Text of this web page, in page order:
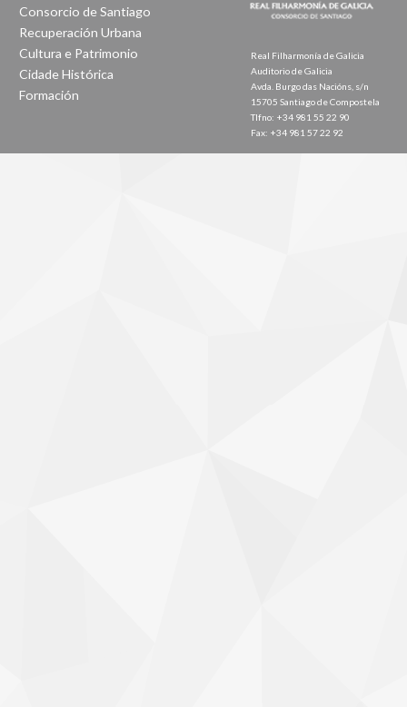
Consorcio de Santiago
Recuperación Urbana
Cultura e Patrimonio
Cidade Histórica
Formación
Real Filharmonía de Galicia
Auditorio de Galicia
Avda. Burgo das Nacións, s/n
15705 Santiago de Compostela
Tlfno: +34 981 55 22 90
Fax: +34 981 57 22 92